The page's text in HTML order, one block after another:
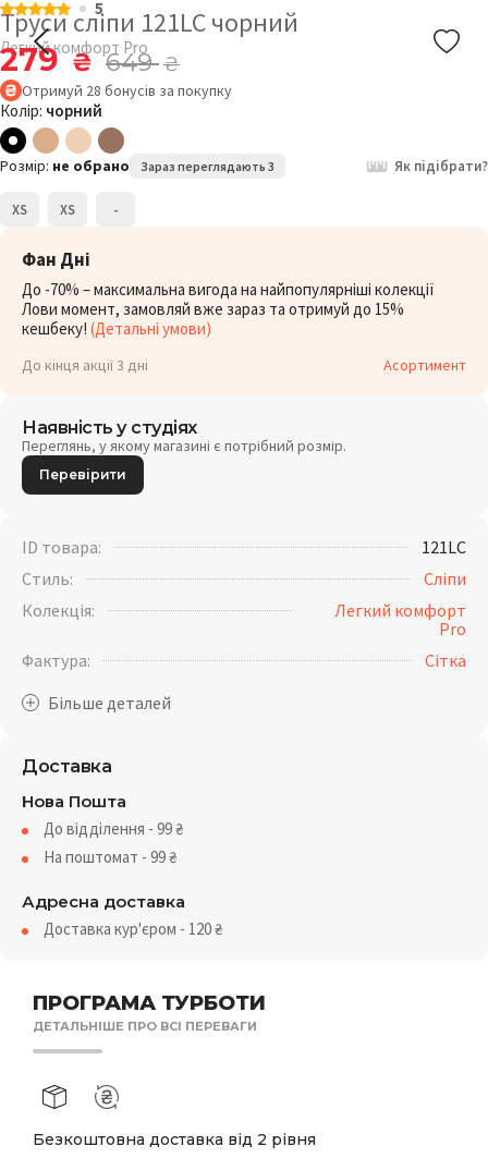
5
Труси сліпи 121LC чорний
Легкий комфорт Pro
279₴ 649₴
Отримуй 28 бонусів за покупку
Колір: чорний
Розмір: не обрано Зараз переглядають 3 Як підібрати?
XS XS -
Фан Дні
До -70% – максимальна вигода на найпопулярніші колекції
Лови момент, замовляй вже зараз та отримуй до 15%
кешбеку! (Детальні умови)
До кінця акції 3 дні Асортимент
ПРОГРАМА ТУРБОТИ
ДЕТАЛЬНІШЕ ПРО ВСІ ПЕРЕВАГИ
Безкоштовна доставка від 2 рівня
Наявність у студіях
Переглянь, у якому магазині є потрібний розмір.
Перевірити
ID товара:
121LC
Стиль:
Сліпи
Колекція:
Легкий комфорт
Pro
Фактура:
Сітка
Доставка
Нова Пошта
До відділення - 99₴
На поштомат - 99₴
Адресна доставка
Доставка кур'єром - 120₴